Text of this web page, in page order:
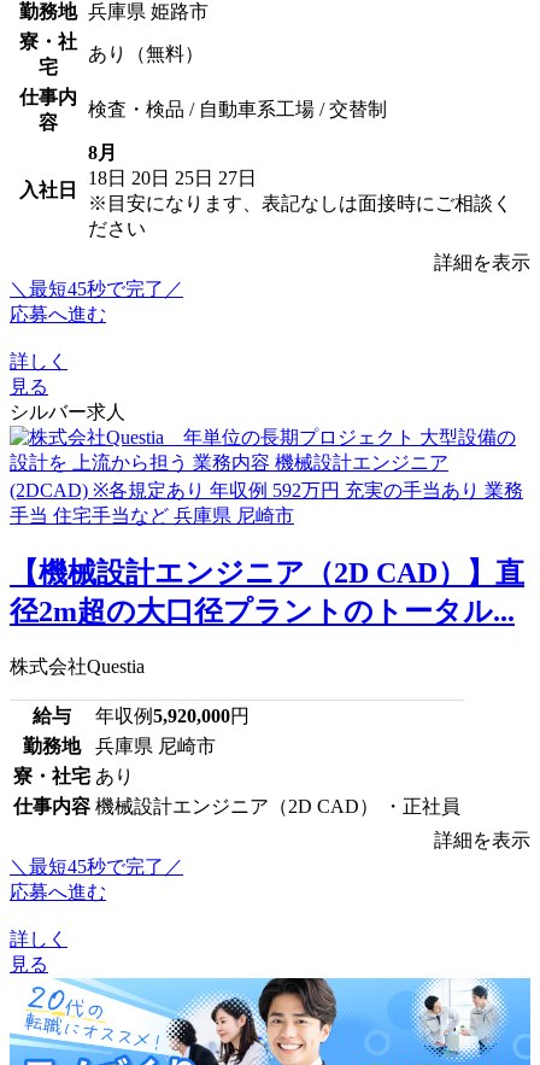
勤務地 兵庫県 姫路市
寮・社
宅
あり（無料）
仕事内
容
検査・検品 / 自動車系工場 / 交替制
入社日
8月
18日 20日 25日 27日
※目安になります、表記なしは面接時にご相談く
ださい
詳細を表示
＼最短45秒で完了／
応募へ進む
詳しく
見る
シルバー求人
【機械設計エンジニア（2D CAD）】直
径2m超の大口径プラントのトータル...
株式会社Questia
給与 年収例5,920,000円
勤務地
兵庫県 尼崎市
寮・社宅 あり
仕事内容 機械設計エンジニア（2D CAD） ・正社員
詳細を表示
＼最短45秒で完了／
応募へ進む
詳しく
見る